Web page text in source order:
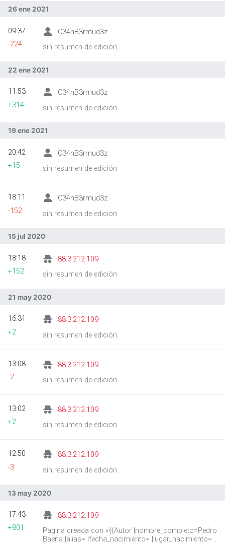
26 ene 2021
C34nB3rmud3z
sin resumen de edición
09:37
-224
22 ene 2021
C34nB3rmud3z
sin resumen de edición
11:53
+314
19 ene 2021
C34nB3rmud3z
sin resumen de edición
20:42
+15
C34nB3rmud3z
sin resumen de edición
18:11
-152
15 jul 2020
88.3.212.109
sin resumen de edición
18:18
+152
21 may 2020
88.3.212.109
sin resumen de edición
16:31
+2
88.3.212.109
sin resumen de edición
13:08
-2
88.3.212.109
sin resumen de edición
13:02
+2
88.3.212.109
sin resumen de edición
12:50
-3
13 may 2020
88.3.212.109
Página creada con «{{Autor |nombre_completo=Pedro
Baena |alias= |fecha_nacimiento= |lugar_nacimiento=
17:43
+801